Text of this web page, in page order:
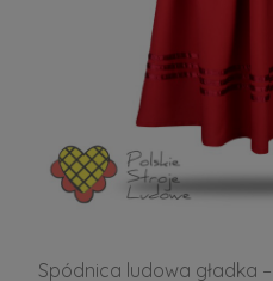
Spódnica ludowa gładka